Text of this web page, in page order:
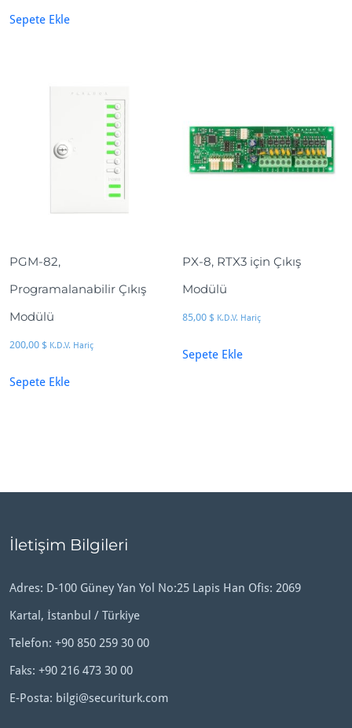
Sepete Ekle
PGM-82,
Programalanabilir Çıkış
Modülü
200,00 $ K.D.V. Hariç
Sepete Ekle
PX-8, RTX3 için Çıkış
Modülü
85,00 $ K.D.V. Hariç
Sepete Ekle
İletişim Bilgileri
Adres: D-100 Güney Yan Yol No:25 Lapis Han Ofis: 2069
Kartal, İstanbul / Türkiye
Telefon: +90 850 259 30 00
Faks: +90 216 473 30 00
E-Posta: bilgi@securiturk.com